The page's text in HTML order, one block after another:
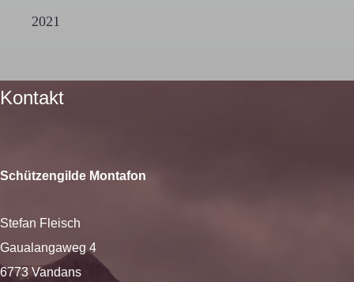
2021
Kontakt
Schützengilde Montafon
Stefan Fleisch
Gaualangaweg 4
6773 Vandans